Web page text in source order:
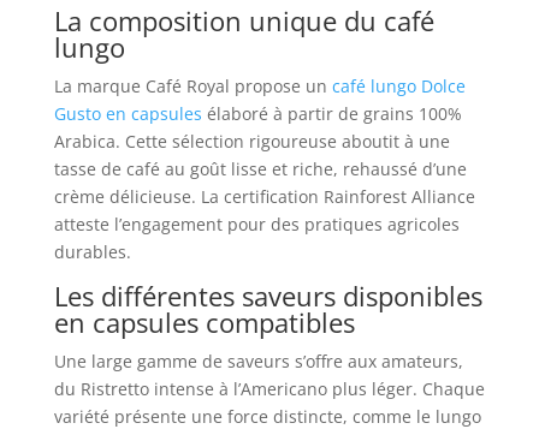
La composition unique du café
lungo
La marque Café Royal propose un café lungo Dolce
Gusto en capsules élaboré à partir de grains 100%
Arabica. Cette sélection rigoureuse aboutit à une
tasse de café au goût lisse et riche, rehaussé d’une
crème délicieuse. La certification Rainforest Alliance
atteste l’engagement pour des pratiques agricoles
durables.
Les différentes saveurs disponibles
en capsules compatibles
Une large gamme de saveurs s’offre aux amateurs,
du Ristretto intense à l’Americano plus léger. Chaque
variété présente une force distincte, comme le lungo